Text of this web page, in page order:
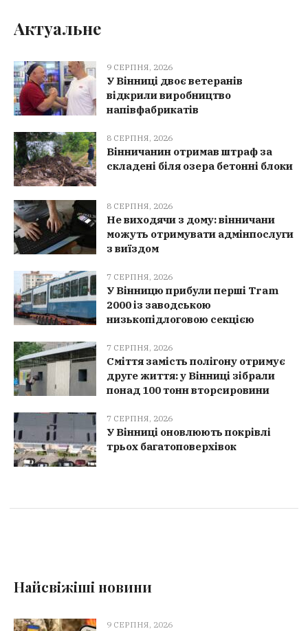
Актуальне
9 СЕРПНЯ, 2026
У Вінниці двоє ветеранів
відкрили виробництво
напівфабрикатів
8 СЕРПНЯ, 2026
Вінничанин отримав штраф за
складені біля озера бетонні блоки
8 СЕРПНЯ, 2026
Не виходячи з дому: вінничани
можуть отримувати адмінпослуги
з виїздом
7 СЕРПНЯ, 2026
У Вінницю прибули перші Tram
2000 із заводською
низькопідлоговою секцією
7 СЕРПНЯ, 2026
Сміття замість полігону отримує
друге життя: у Вінниці зібрали
понад 100 тонн вторсировини
7 СЕРПНЯ, 2026
У Вінниці оновлюють покрівлі
трьох багатоповерхівок
Найсвіжіші новини
9 СЕРПНЯ, 2026